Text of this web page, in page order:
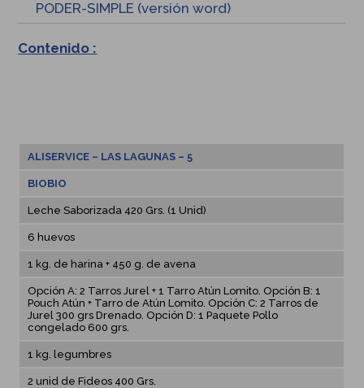
PODER-SIMPLE (versión word)
Contenido :
ALISERVICE – LAS LAGUNAS – 5
BIOBIO
Leche Saborizada 420 Grs. (1 Unid)
6 huevos
1 kg. de harina + 450 g. de avena
Opción A: 2 Tarros Jurel + 1 Tarro Atún Lomito. Opción B: 1
Pouch Atún + Tarro de Atún Lomito. Opción C: 2 Tarros de
Jurel 300 grs Drenado. Opción D: 1 Paquete Pollo
congelado 600 grs.
1 kg. legumbres
2 unid de Fideos 400 Grs.